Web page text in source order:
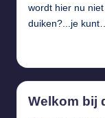
wordt hier nu
duiken?...je
Welkom bij